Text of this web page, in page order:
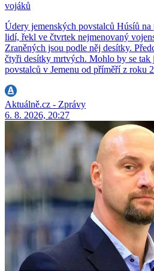
vojáků
Údery jemenských povstalců Húsíů
lidí, řekl ve čtvrtek nejmenovaný
Zraněných jsou podle něj desítky.
čtyři desítky mrtvých. Mohlo by se tak
povstalců v Jemenu od příměří z roku
Aktuálně.cz - Zprávy
6. 8. 2026, 20:27